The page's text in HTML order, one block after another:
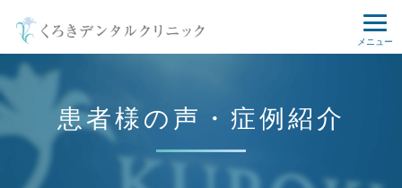
メニュー
患者様の声・症例紹介